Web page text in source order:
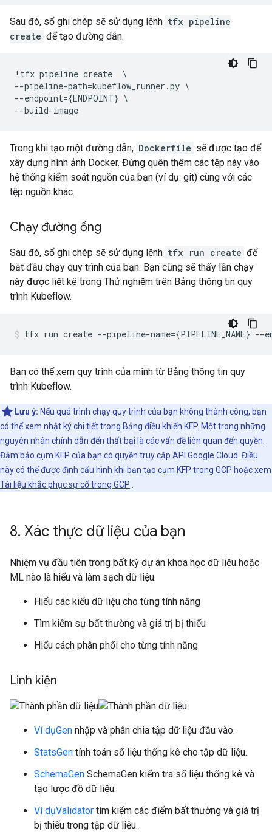
Sau đó, sổ ghi chép sẽ sử dụng lệnh tfx pipeline
create để tạo đường dẫn.
! tfx pipeline create
--pipeline-path=kubeflow_runner .py
--endpoint={ENDPOINT}
--build-image
Trong khi tạo một đường dẫn, Dockerfile sẽ được tạo để
xây dựng hình ảnh Docker. Đừng quên thêm các tệp này vào
hệ thống kiểm soát nguồn của bạn (ví dụ: git) cùng với các
tệp nguồn khác.
Chạy đường ống
Sau đó, sổ ghi chép sẽ sử dụng lệnh tfx run create để
bắt đầu chạy quy trình của bạn. Bạn cũng sẽ thấy lần chạy
này được liệt kê trong Thử nghiệm trên Bảng thông tin quy
trình Kubeflow.
tfx run create --pipeline-name={PIPELINE_NAME} --
Bạn có thể xem quy trình của mình từ Bảng thông tin quy
trình Kubeflow.
Lưu ý: Nếu quá trình chạy quy trình của bạn không thành công, bạn
có thể xem nhật ký chi tiết trong Bảng điều khiển KFP. Một trong những
nguyên nhân chính dẫn đến thất bại là các vấn đề liên quan đến quyền.
Đảm bảo cụm KFP của bạn có quyền truy cập API Google Cloud. Điều
này có thể được định cấu hình khi bạn tạo cụm KFP trong GCP hoặc xem
Tài liệu khắc phục sự cố trong GCP
8. Xác thực dữ liệu của bạn
Nhiệm vụ đầu tiên trong bất kỳ dự án khoa học dữ liệu hoặc
ML nào là hiểu và làm sạch dữ liệu.
Hiểu các kiểu dữ liệu cho từng tính năng
Tìm kiếm sự bất thường và giá trị bị thiếu
Hiểu cách phân phối cho từng tính năng
Linh kiện
Ví dụGen nhập và phân chia tập dữ liệu đầu vào.
StatsGen tính toán số liệu thống kê cho tập dữ liệu.
SchemaGen SchemaGen kiểm tra số liệu thống kê và
tạo lược đồ dữ liệu.
Ví dụValidator tìm kiếm các điểm bất thường và giá trị
bị thiếu trong tập dữ liệu.